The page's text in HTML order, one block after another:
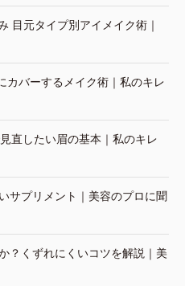
目元タイプ別アイメイク術｜
バーするメイク術｜私のキレ
直したい眉の基本｜私のキレ
サプリメント｜美容のプロに聞
？くずれにくいコツを解説｜美